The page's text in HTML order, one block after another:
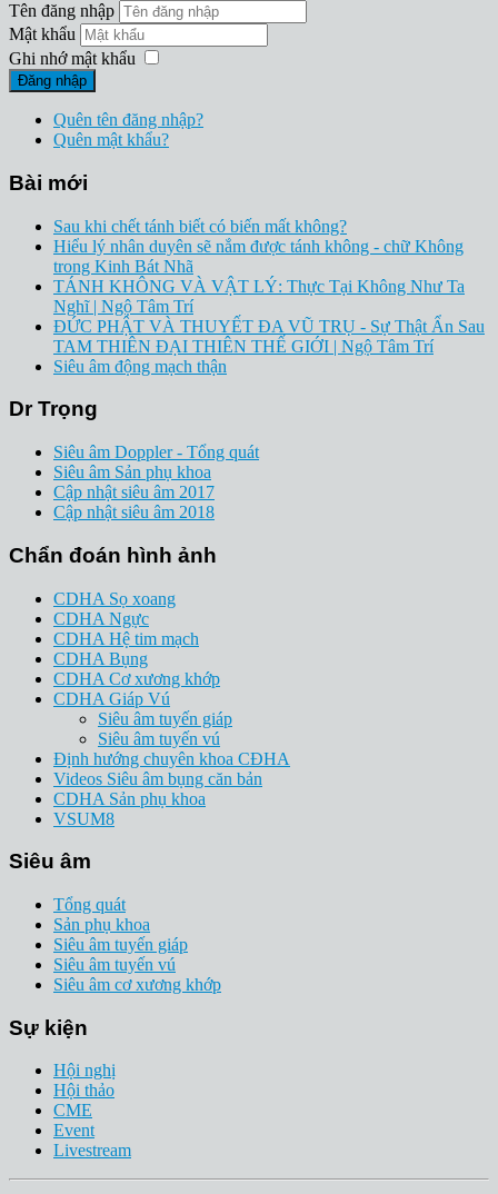
Tên đăng nhập
Mật khẩu
Ghi nhớ mật khẩu
Đăng nhập
Quên tên đăng nhập?
Quên mật khẩu?
Bài mới
Sau khi chết tánh biết có biến mất không?
Hiểu lý nhân duyên sẽ nắm được tánh không - chữ Không
trong Kinh Bát Nhã
TÁNH KHÔNG VÀ VẬT LÝ: Thực Tại Không Như Ta
Nghĩ | Ngộ Tâm Trí
ĐỨC PHẬT VÀ THUYẾT ĐA VŨ TRỤ - Sự Thật Ẩn Sau
TAM THIÊN ĐẠI THIÊN THẾ GIỚI | Ngộ Tâm Trí
Siêu âm động mạch thận
Dr Trọng
Siêu âm Doppler - Tổng quát
Siêu âm Sản phụ khoa
Cập nhật siêu âm 2017
Cập nhật siêu âm 2018
Chẩn đoán hình ảnh
CDHA Sọ xoang
CDHA Ngực
CDHA Hệ tim mạch
CDHA Bụng
CDHA Cơ xương khớp
CDHA Giáp Vú
Siêu âm tuyến giáp
Siêu âm tuyến vú
Định hướng chuyên khoa CĐHA
Videos Siêu âm bụng căn bản
CDHA Sản phụ khoa
VSUM8
Siêu âm
Tổng quát
Sản phụ khoa
Siêu âm tuyến giáp
Siêu âm tuyến vú
Siêu âm cơ xương khớp
Sự kiện
Hội nghị
Hội thảo
CME
Event
Livestream